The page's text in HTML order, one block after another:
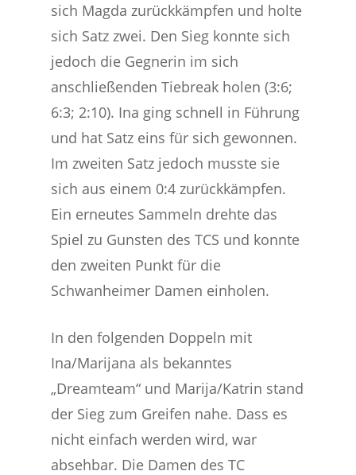
sich Magda zurückkämpfen und holte
sich Satz zwei. Den Sieg konnte sich
jedoch die Gegnerin im sich
anschließenden Tiebreak holen (3:6;
6:3; 2:10). Ina ging schnell in Führung
und hat Satz eins für sich gewonnen.
Im zweiten Satz jedoch musste sie
sich aus einem 0:4 zurückkämpfen.
Ein erneutes Sammeln drehte das
Spiel zu Gunsten des TCS und konnte
den zweiten Punkt für die
Schwanheimer Damen einholen.
In den folgenden Doppeln mit
Ina/Marijana als bekanntes
„Dreamteam“ und Marija/Katrin stand
der Sieg zum Greifen nahe. Dass es
nicht einfach werden wird, war
absehbar. Die Damen des TC